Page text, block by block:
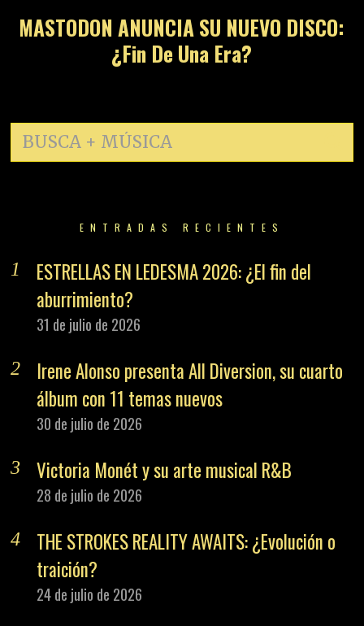
MASTODON ANUNCIA SU NUEVO DISCO:
¿Fin De Una Era?
ENTRADAS RECIENTES
ESTRELLAS EN LEDESMA 2026: ¿El fin del
aburrimiento?
31 de julio de 2026
Irene Alonso presenta All Diversion, su cuarto
álbum con 11 temas nuevos
30 de julio de 2026
Victoria Monét y su arte musical R&B
28 de julio de 2026
THE STROKES REALITY AWAITS: ¿Evolución o
traición?
24 de julio de 2026